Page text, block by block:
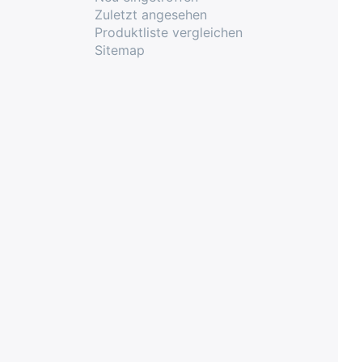
Zuletzt angesehen
Produktliste vergleichen
Sitemap